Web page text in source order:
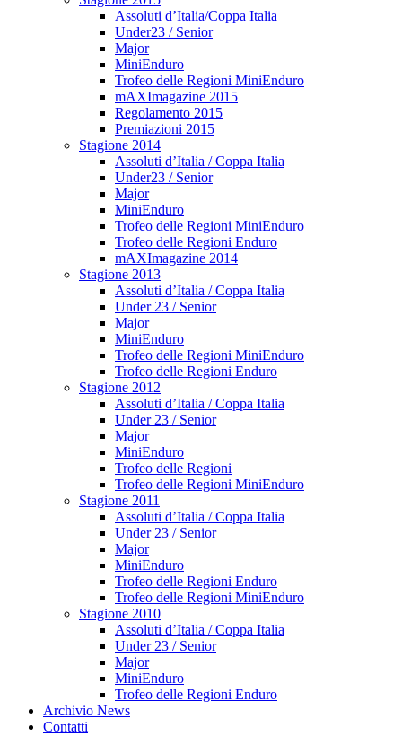
Assoluti d’Italia/Coppa Italia
Under23 / Senior
Major
MiniEnduro
Trofeo delle Regioni MiniEnduro
mAXImagazine 2015
Regolamento 2015
Premiazioni 2015
Stagione 2014
Assoluti d’Italia / Coppa Italia
Under23 / Senior
Major
MiniEnduro
Trofeo delle Regioni MiniEnduro
Trofeo delle Regioni Enduro
mAXImagazine 2014
Stagione 2013
Assoluti d’Italia / Coppa Italia
Under 23 / Senior
Major
MiniEnduro
Trofeo delle Regioni MiniEnduro
Trofeo delle Regioni Enduro
Stagione 2012
Assoluti d’Italia / Coppa Italia
Under 23 / Senior
Major
MiniEnduro
Trofeo delle Regioni
Trofeo delle Regioni MiniEnduro
Stagione 2011
Assoluti d’Italia / Coppa Italia
Under 23 / Senior
Major
MiniEnduro
Trofeo delle Regioni Enduro
Trofeo delle Regioni MiniEnduro
Stagione 2010
Assoluti d’Italia / Coppa Italia
Under 23 / Senior
Major
MiniEnduro
Trofeo delle Regioni Enduro
Archivio News
Contatti